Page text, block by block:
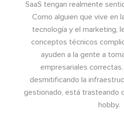
SaaS tengan realmente
Como alguien que vive en
tecnología y el marketing,
conceptos técnicos
ayuden a la gente a
empresariales
desmitificando la
gestionado, está trasteando
hobby.